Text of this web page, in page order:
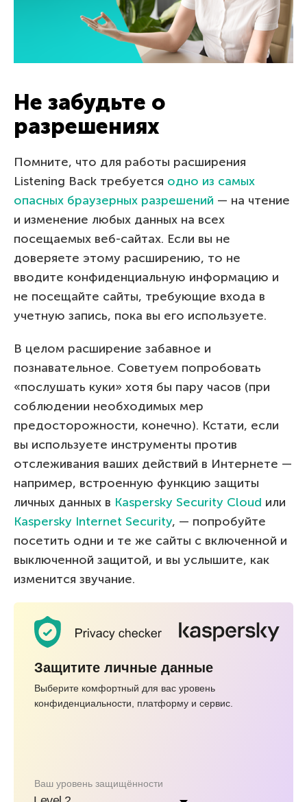
Не забудьте о
разрешениях
Помните, что для работы расширения
Listening Back требуется одно из самых
опасных браузерных разрешений — на чтение
и изменение любых данных на всех
посещаемых веб-сайтах. Если вы не
доверяете этому расширению, то не
вводите конфиденциальную информацию и
не посещайте сайты, требующие входа в
учетную запись, пока вы его используете.
В целом расширение забавное и
познавательное. Советуем попробовать
«послушать куки» хотя бы пару часов (при
соблюдении необходимых мер
предосторожности, конечно). Кстати, если
вы используете инструменты против
отслеживания ваших действий в Интернете —
например, встроенную функцию защиты
личных данных в Kaspersky Security Cloud или
Kaspersky Internet Security, — попробуйте
посетить одни и те же сайты с включенной и
выключенной защитой, и вы услышите, как
изменится звучание.
Защитите личные данные
Выберите комфортный для вас уровень
конфиденциальности, платформу и сервис.
Ваш уровень защищённости
Level 1
конфиденциальности,
удобство.
Windows
Mac
iPhone
Chrome
Safari
Firefox